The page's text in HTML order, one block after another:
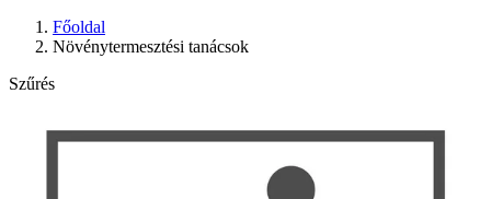
Főoldal
Növénytermesztési tanácsok
Szűrés